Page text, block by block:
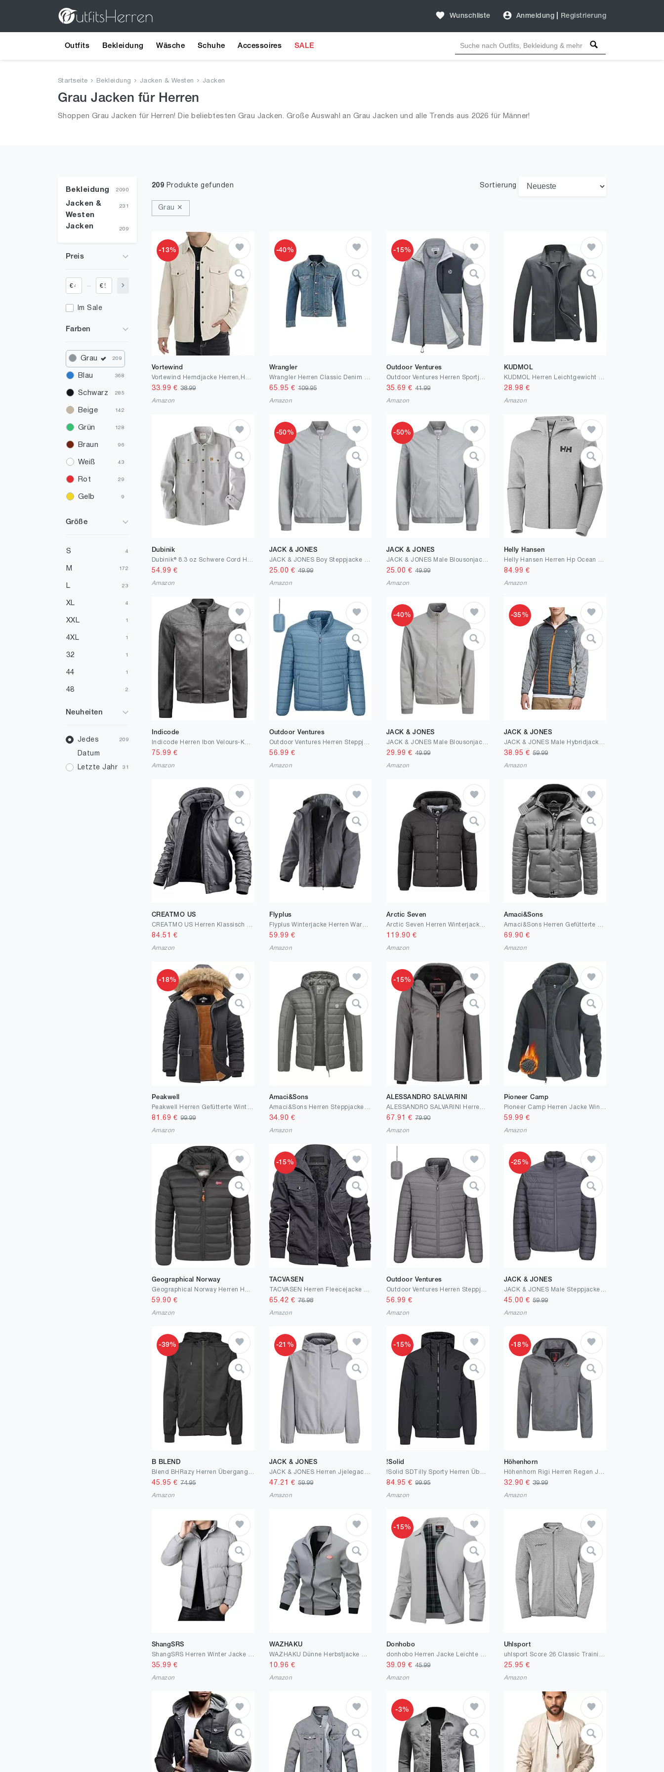
Wunschliste Anmeldung Registrierung
Outfits Bekleidung Wäsche Schuhe Accessoires SALE
Startseite Bekleidung Jacken & Westen Jacken
Grau Jacken für Herren
Shoppen Grau Jacken für Herren! Die beliebtesten Grau Jacken. Große Auswahl an Grau Jacken und alle Trends aus 2026 für Männer!
Bekleidung 2090
Jacken &
Westen
231
Jacken 209
Preis
€ €
Im Sale
Farben
Grau 209
Blau 368
Schwarz 285
Beige 142
Grün 128
Braun 96
Weiß 43
Rot 29
Gelb 9
2
2
Größe
S 4
M 172
L 23
XL 4
XXL 1
4XL 1
32 1
44 1
48 2
Neuheiten
Jedes
Datum
209
Letzte Jahr 31
209 Produkte gefunden Sortierung
Grau ✕
-13%
Vortewind
33.99 €38.99
Amazon
-40%
Wrangler
65.95 € 109.95
Amazon
-15%
Outdoor Ventures
35.69 €41.99
Amazon
KUDMOL
28.98 €
Amazon
Dubinik
54.99 €
Amazon
-50%
JACK & JONES
25.00 € 49.99
Amazon
-50%
JACK & JONES
25.00 €49.99
Amazon
Helly Hansen
84.99 €
Amazon
Indicode
75.99 €
Amazon
Outdoor Ventures
56.99 €
Amazon
-40%
JACK & JONES
29.99 €49.99
Amazon
-35%
JACK & JONES
38.95 € 59.99
Amazon
CREATMO US
84.51 €
Amazon
Flyplus
Flyplus Winterjacke Herren Warm Fleece Gefüttert SkiJacke wasserdichte winddichte atmungsaktive Jacke mit Fleecefutter abnehmbare Kapuze dicke Softshelljacke
59.99 €
Amazon
Arctic Seven
119.90 €
Amazon
Amaci&Sons
69.90 €
Amazon
-18%
Peakwell
81.69 €99.99
Amazon
Amaci&Sons
34.90 €
Amazon
-15%
ALESSANDRO SALVARINI
67.91 €79.90
Amazon
Pioneer Camp
59.99 €
Amazon
Geographical Norway
59.90 €
Amazon
-15%
TACVASEN
65.42 € 76.98
Amazon
Outdoor Ventures
56.99 €
Amazon
-25%
JACK & JONES
45.00 € 59.99
Amazon
-39%
B BLEND
45.95 €74.95
Amazon
-21%
JACK & JONES
47.21 € 59.99
Amazon
-15%
!Solid
84.95 €99.95
Amazon
-18%
Höhenhorn
32.90 € 39.99
Amazon
ShangSRS
35.99 €
Amazon
WAZHAKU
10.96 €
Amazon
-15%
Donhobo
39.09 €45.99
Amazon
Uhlsport
25.95 €
Amazon
-3%